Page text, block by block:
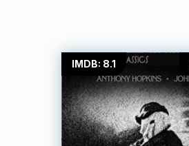
IMDB: 8.1